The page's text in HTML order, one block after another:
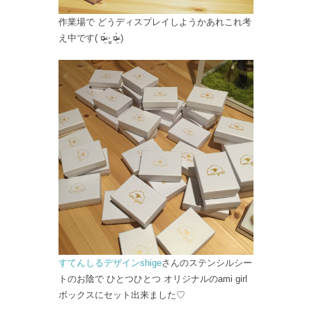
作業場で どうディスプレイしようかあれこれ考
え中です( ¤̴̶̷̤́ ‧̫̮ ¤̴̶̷̤̀ )
すてんしるデザインshigeさんのステンシルシー
トのお陰で ひとつひとつ オリジナルのami girl
ボックスにセット出来ました♡